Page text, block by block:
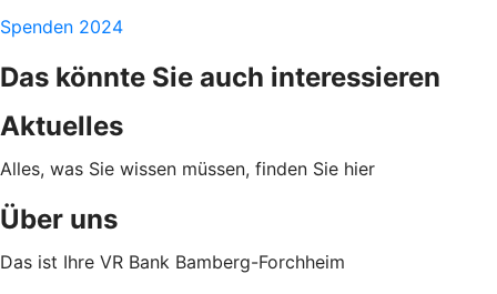
Spenden 2024
Das könnte Sie auch interessieren
Aktuelles
Alles, was Sie wissen müssen, finden Sie hier
Über uns
Das ist Ihre VR Bank Bamberg-Forchheim